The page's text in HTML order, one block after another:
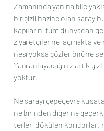
Zamanında yanına bile
bir gizli hazine olan saray
kapılarını tüm dünyadan
ziyaretçilerine  açmakta ve
nesi yoksa gözler önüne
Yani anlayacağınız artık
yoktur.
Ne sarayı çepeçevre
ne birinden diğerine
terleri dökülen koridorlar,